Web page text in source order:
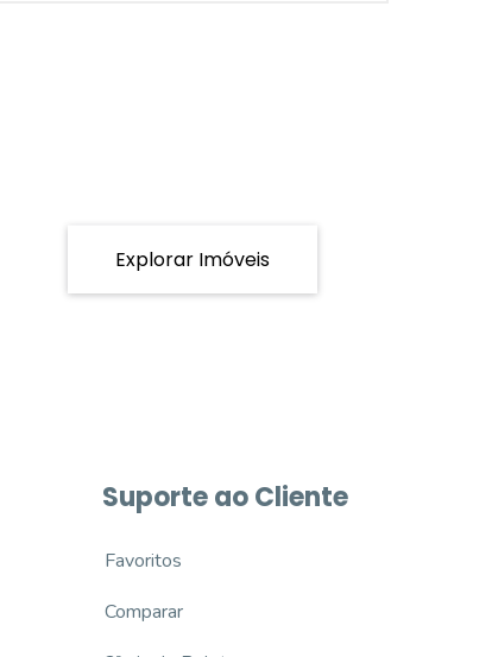
Explorar Imóveis
Suporte ao Cliente
Favoritos
Comparar